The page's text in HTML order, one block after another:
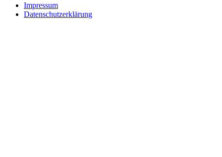
Impressum
Datenschutzerklärung